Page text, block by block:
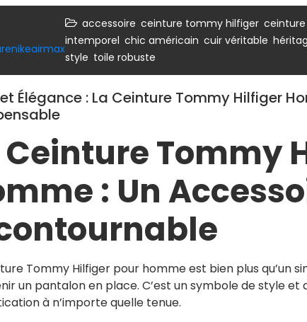
accessoire ceinture tommy hilfiger
intemporel chic américain cuir véritable
style toile robuste
Élégance : La Ceinture Tommy Hilfiger
Ceinture Tommy
: Un
Tommy Hilfiger pour homme est bien plus qu’un
un pantalon en place. C’est un symbole de style et
à n’importe quelle tenue.